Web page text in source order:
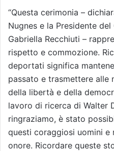
“Questa cerimonia –
Nugnes e la Presidente
Gabriella Recchiuti –
rispetto e commozione.
deportati significa
passato e trasmettere alle
della libertà e della
lavoro di ricerca di Walter
ringraziamo, è stato
questi coraggiosi uomini
onore. Ricordare queste